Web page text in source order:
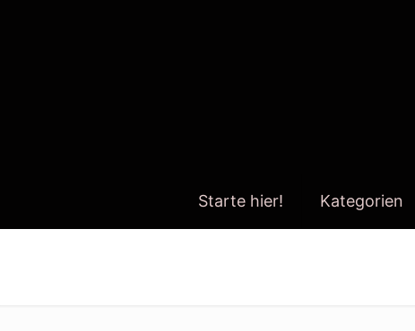
Starte hier! Kategorien